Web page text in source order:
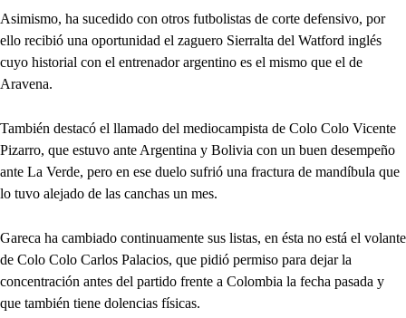
Asimismo, ha sucedido con otros futbolistas de corte defensivo, por
ello recibió una oportunidad el zaguero Sierralta del Watford inglés
cuyo historial con el entrenador argentino es el mismo que el de
Aravena.
También destacó el llamado del mediocampista de Colo Colo Vicente
Pizarro, que estuvo ante Argentina y Bolivia con un buen desempeño
ante La Verde, pero en ese duelo sufrió una fractura de mandíbula que
lo tuvo alejado de las canchas un mes.
Gareca ha cambiado continuamente sus listas, en ésta no está el volante
de Colo Colo Carlos Palacios, que pidió permiso para dejar la
concentración antes del partido frente a Colombia la fecha pasada y
que también tiene dolencias físicas.